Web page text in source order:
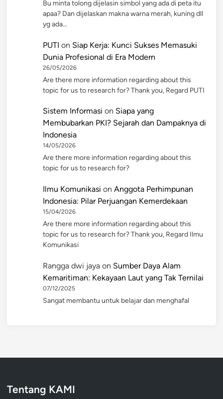
Bu minta tolong dijelasin simbol yang ada di peta itu
apaa? Dan dijelaskan makna warna merah, kuning dll
yg ada…
PUTI on Siap Kerja: Kunci Sukses Memasuki
Dunia Profesional di Era Modern
26/05/2026
Are there more information regarding about this
topic for us to research for? Thank you, Regard PUTI
Sistem Informasi on Siapa yang
Membubarkan PKI? Sejarah dan Dampaknya di
Indonesia
14/05/2026
Are there more information regarding about this
topic for us to research for?
Ilmu Komunikasi on Anggota Perhimpunan
Indonesia: Pilar Perjuangan Kemerdekaan
15/04/2026
Are there more information regarding about this
topic for us to research for? Thank you, Regard Ilmu
Komunikasi
Rangga dwi jaya on Sumber Daya Alam
Kemaritiman: Kekayaan Laut yang Tak Ternilai
07/12/2025
Sangat membantu untuk belajar dan menghafal
Tentang KAMI